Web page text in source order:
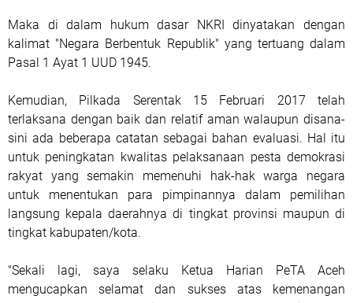
Maka di dalam hukum dasar NKRI dinyatakan dengan
kalimat "Negara Berbentuk Republik" yang tertuang dalam
Pasal 1 Ayat 1 UUD 1945.
Kemudian, Pilkada Serentak 15 Februari 2017 telah
terlaksana dengan baik dan relatif aman walaupun disana-
sini ada beberapa catatan sebagai bahan evaluasi. Hal itu
untuk peningkatan kwalitas pelaksanaan pesta demokrasi
rakyat yang semakin memenuhi hak-hak warga negara
untuk menentukan para pimpinannya dalam pemilihan
langsung kepala daerahnya di tingkat provinsi maupun di
tingkat kabupaten/kota.
"Sekali lagi, saya selaku Ketua Harian PeTA Aceh
mengucapkan selamat dan sukses atas kemenangan